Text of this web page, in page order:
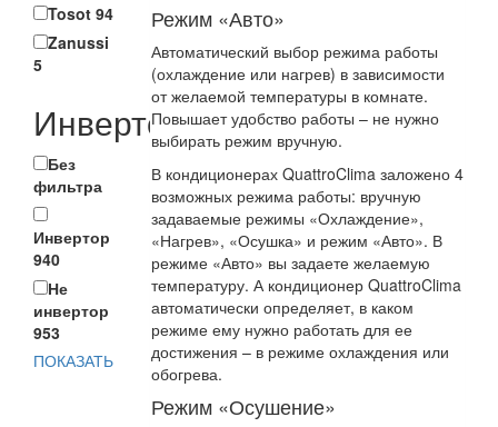
Tosot 94
Zanussi
5
Инвертор
Без
фильтра
Инвертор
940
Не
инвертор
953
ПОКАЗАТЬ
Режим «Авто»
Автоматический выбор режима работы
(охлаждение или нагрев) в зависимости
от желаемой температуры в комнате.
Повышает удобство работы – не нужно
выбирать режим вручную.
В кондиционерах QuattroClima заложено 4
возможных режима работы: вручную
задаваемые режимы «Охлаждение»,
«Нагрев», «Осушка» и режим «Авто». В
режиме «Авто» вы задаете желаемую
температуру. А кондиционер QuattroClima
автоматически определяет, в каком
режиме ему нужно работать для ее
достижения – в режиме охлаждения или
обогрева.
Режим «Осушение»